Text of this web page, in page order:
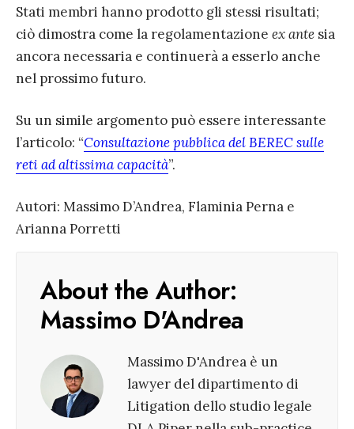
Stati membri hanno prodotto gli stessi risultati;
ciò dimostra come la regolamentazione ex ante sia
ancora necessaria e continuerà a esserlo anche
nel prossimo futuro.
Su un simile argomento può essere interessante
l’articolo: “Consultazione pubblica del BEREC sulle
reti ad altissima capacità”.
Autori: Massimo D’Andrea, Flaminia Perna e
Arianna Porretti
About the Author:
Massimo D'Andrea
Massimo D'Andrea è un
lawyer del dipartimento di
Litigation dello studio legale